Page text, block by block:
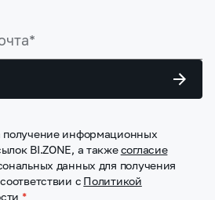
информационных
BI.ZONE, а такжесогласие
данных для получения
с Политикой
*